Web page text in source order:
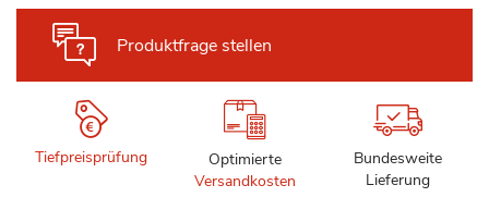
Produktfrage stellen
Tiefpreisprüfung
Optimierte
Versandkosten
Bundesweite
Lieferung